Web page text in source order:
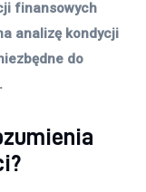
finansowych
analizę kondycji
do